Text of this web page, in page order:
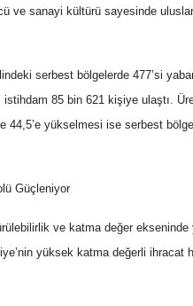
ve sanayi kültürü sayesinde
serbest bölgelerde 477’si
istihdam 85 bin 621 kişiye ulaştı.
44,5’e yükselmesi ise serbest
Güçleniyor
ve katma değer
yüksek katma değerli ihracat